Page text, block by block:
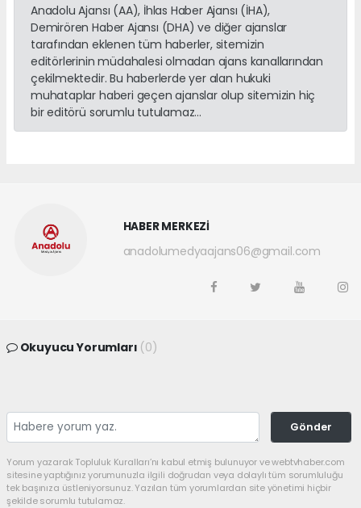
Anadolu Ajansı (AA), İhlas Haber Ajansı (İHA),
Demirören Haber Ajansı (DHA) ve diğer ajanslar
tarafından eklenen tüm haberler, sitemizin
editörlerinin müdahalesi olmadan ajans kanallarından
çekilmektedir. Bu haberlerde yer alan hukuki
muhataplar haberi geçen ajanslar olup sitemizin hiç
bir editörü sorumlu tutulamaz...
HABER MERKEZİ
anadolumedyaajans06@gmail.com
Okuyucu Yorumları (0)
Gönder
Yorum yazarak Topluluk Kuralları’nı kabul etmiş bulunuyor ve webtvhaber.com
sitesine yaptığınız yorumunuzla ilgili doğrudan veya dolaylı tüm sorumluluğu
tek başınıza üstleniyorsunuz. Yazılan tüm yorumlardan site yönetimi hiçbir
şekilde sorumlu tutulamaz.